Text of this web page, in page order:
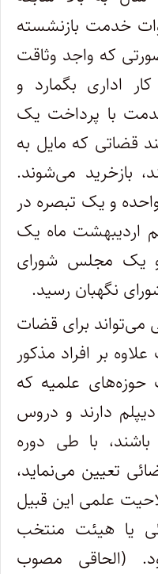
خدمت بازنشسته
که واجد وثاقت
اداری بگمارد و
با پرداخت یک
قضاتی که مایل به
بازخرید می‌شوند.
و یک تبصره در
اردیبهشت ماه یک
یک مجلس شورای
نگهبان رسید.
می‌تواند برای قضات
بر افراد مذکور
حوزه‌های علمیه که‌
دارند و دروس
با طی دوره
تعیین می‌نماید،‌
علمی این قبیل
یا هیئت منتخب
‌(الحاقی مصوب